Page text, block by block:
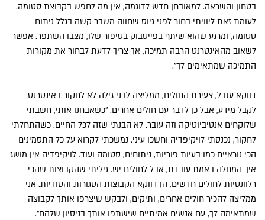
בטחון והשראה. למאובחן חדש לדוגמה, אין מה לחפש בקבוצת סטומה.
לעומת זאת ליוויתי בחור לפני גיוס שחווה משבר קשה בגלל ניתוח
סטומה, ומרגע שהוא שיתף בפייסבוק בסיפור שלו, מצבו השתפר. אפשר
לשאוב מהאינטרנט הרבה תמיכה, אך צריך לדעת לבחור את מקורות
התמיכה שמתאימים לך".
דווקא ענבל, צעירת החולים, ממליצה לבני גילה לא לחקור באינטרנט
לקבל מידע, אבל כן לדבר עם חולים אחרים. "כשאבחנו אותי, חשבתי
שלוקחים אנטיביוטיקה וזה עובר. לא הבנתי שזה לכל החיים. כשהתחלתי
לחקור, נכנסתי לויקיפדיה וחשכו עיני. נמשכתי לקרוא על כל התסמינים
הכי נוראיים כמו בעיות פוריות, ניתוחים, סטומה ועוד. לויקיפדיה אין מושג
איך המחלה באמת עובדת, אבל לחולים יש. גיליתי שהקבוצות שהכי
רלוונטיות לחולים חדשים, הן דווקא הקבוצות הסגורות והסודיות. אני
ממליצה להכיר חולים אחרים, ותיקים, ולבקש שיצרפו אותך לקבוצה
שמתאימה לך, עם אנשים אמיתיים שישתפו אותך בניסיון שלהם".